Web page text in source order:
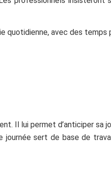
quotidienne, avec des temps
Il lui permet d’anticiper sa
sert de base de